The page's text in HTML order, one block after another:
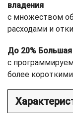
владения
с множеством
расходами и
До 20%
с
более